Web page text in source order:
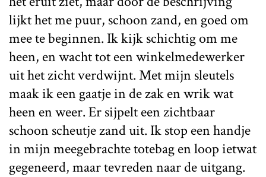
lijkt het me puur, schoon zand, en goed om
mee te beginnen. Ik kijk schichtig om me
heen, en wacht tot een winkelmedewerker
uit het zicht verdwijnt. Met mijn sleutels
maak ik een gaatje in de zak en wrik wat
heen en weer. Er sijpelt een zichtbaar
schoon scheutje zand uit. Ik stop een handje
in mijn meegebrachte totebag en loop ietwat
gegeneerd, maar tevreden naar de uitgang.